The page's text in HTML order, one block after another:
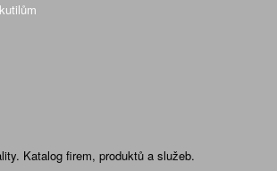
Katalog firem, produktů a služeb.